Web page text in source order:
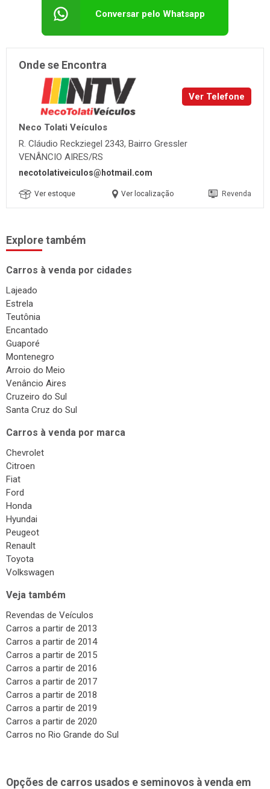
Conversar pelo Whatsapp
Onde se Encontra
Ver Telefone
Neco Tolati Veículos
R. Cláudio Reckziegel 2343, Bairro Gressler
VENÂNCIO AIRES/RS
necotolativeiculos@hotmail.com
Ver estoque Ver localização Revenda
Explore também
Carros à venda por cidades
Lajeado
Estrela
Teutônia
Encantado
Guaporé
Montenegro
Arroio do Meio
Venâncio Aires
Cruzeiro do Sul
Santa Cruz do Sul
Carros à venda por marca
Chevrolet
Citroen
Fiat
Ford
Honda
Hyundai
Peugeot
Renault
Toyota
Volkswagen
Veja também
Revendas de Veículos
Carros a partir de 2013
Carros a partir de 2014
Carros a partir de 2015
Carros a partir de 2016
Carros a partir de 2017
Carros a partir de 2018
Carros a partir de 2019
Carros a partir de 2020
Carros no Rio Grande do Sul
Opções de carros usados e seminovos à venda em